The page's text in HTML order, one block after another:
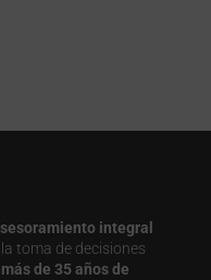
integral
toma de decisiones
más de 35 años de